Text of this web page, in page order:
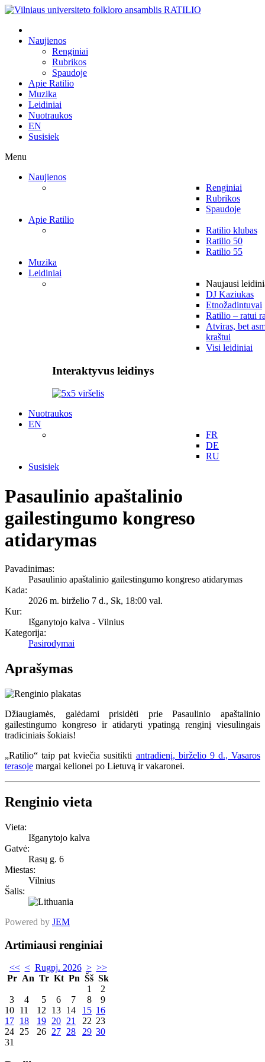
Naujienos
Renginiai
Rubrikos
Spaudoje
Apie Ratilio
Muzika
Leidiniai
Nuotraukos
EN
Susisiek
Menu
Naujienos
Renginiai
Rubrikos
Spaudoje
Apie Ratilio
Ratilio klubas
Ratilio 50
Ratilio 55
Muzika
Leidiniai
Naujausi
DJ Kaziukas
Etnožadintuvai
Ratilio – ratui
Atviras, bet
kraštui
Visi leidiniai
Interaktyvus leidinys
Nuotraukos
EN
FR
DE
RU
Susisiek
Pasaulinio apaštalinio
gailestingumo kongreso
atidarymas
Pavadinimas:
Pasaulinio apaštalinio gailestingumo kongreso atidarymas
Kada:
2026 m. birželio 7 d., Sk, 18:00 val.
Kur:
Išganytojo kalva - Vilnius
Kategorija:
Pasirodymai
Aprašymas
Džiaugiamės, galėdami prisidėti prie Pasaulinio apaštalinio
gailestingumo kongreso ir atidaryti ypatingą renginį viesulingais
tradiciniais šokiais!
„Ratilio“ taip pat kviečia susitikti antradienį, birželio 9 d., Vasaros
terasoje margai kelionei po Lietuvą ir vakaronei.
Renginio vieta
Vieta:
Išganytojo kalva
Gatvė:
Rasų g. 6
Miestas:
Vilnius
Šalis:
Powered by JEM
Artimiausi renginiai
<< < Rugpj. 2026 > >>
Pr An Tr Kt Pn Šš Sk
1
2
3
4 5 6 7 8
9
10 11 12 13 14 15 16
17 18 19 20 21 22 23
24 25 26 27 28 29 30
31